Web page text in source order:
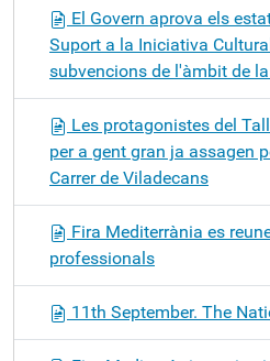
El Govern aprova els
Suport a la Iniciativa
subvencions de l'àmbit de
Les protagonistes del
per a gent gran ja assagen
Carrer de Viladecans
Fira Mediterrània es
professionals
11th September. The